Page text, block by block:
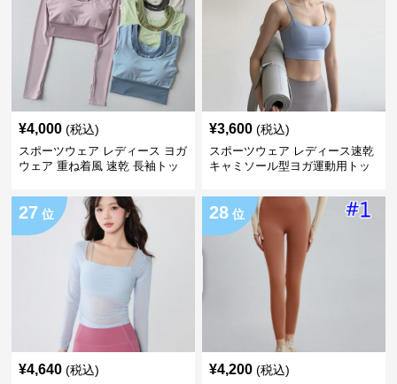
¥4,000 (税込)
スポーツウェア レディース ヨガ
ウェア 重ね着風 速乾 長袖トッ
¥3,600 (税込)
スポーツウェア レディース速乾
キャミソール型ヨガ運動用トッ
27 位
¥4,640 (税込)
28 位
¥4,200 (税込)